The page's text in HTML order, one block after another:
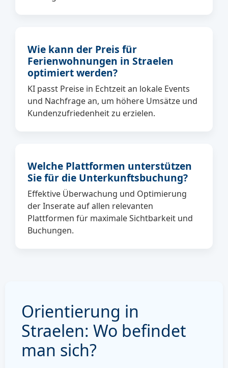
Wie kann der Preis für
Ferienwohnungen in Straelen
optimiert werden?
KI passt Preise in Echtzeit an lokale Events
und Nachfrage an, um höhere Umsätze und
Kundenzufriedenheit zu erzielen.
Welche Plattformen unterstützen
Sie für die Unterkunftsbuchung?
Effektive Überwachung und Optimierung
der Inserate auf allen relevanten
Plattformen für maximale Sichtbarkeit und
Buchungen.
Orientierung in
Straelen: Wo befindet
man sich?